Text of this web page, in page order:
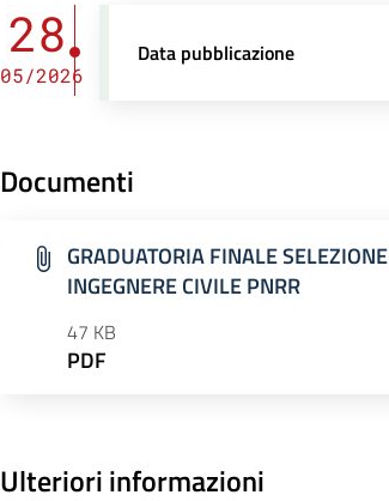
28
05/2026
Data pubblicazione
Documenti
GRADUATORIA FINALE SELEZIONE
INGEGNERE CIVILE PNRR
47 KB
PDF
Ulteriori informazioni